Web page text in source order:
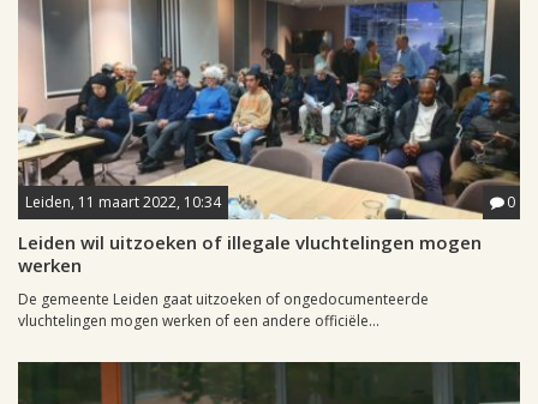
Leiden, 11 maart 2022, 10:34 0
Leiden wil uitzoeken of illegale vluchtelingen mogen
werken
De gemeente Leiden gaat uitzoeken of ongedocumenteerde
vluchtelingen mogen werken of een andere officiële...